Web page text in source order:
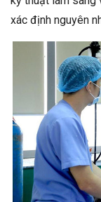
xác định nguyên